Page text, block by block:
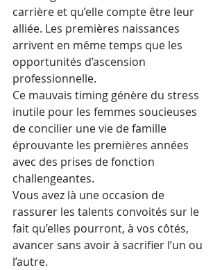
carrière et qu’elle compte être leur
alliée. Les premières naissances
arrivent en même temps que les
opportunités d’ascension
professionnelle.
Ce mauvais timing génère du stress
inutile pour les femmes soucieuses
de concilier une vie de famille
éprouvante les premières années
avec des prises de fonction
challengeantes.
Vous avez là une occasion de
rassurer les talents convoités sur le
fait qu’elles pourront, à vos côtés,
avancer sans avoir à sacrifier l’un ou
l’autre.